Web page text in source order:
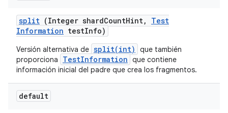
split (Integer shardCountHint,
Test
Information testInfo)
Versión alternativa de split(int)
que también
proporciona
TestInformation que contiene
información inicial del padre que crea los fragmentos.
default